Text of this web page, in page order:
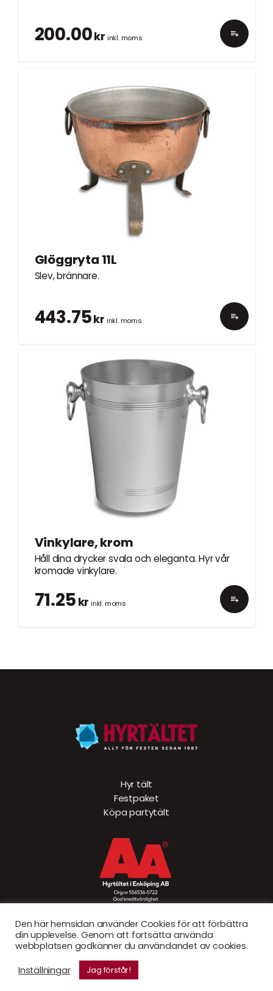
200.00kr inkl. moms
Glöggryta 11L
Slev, brännare.
443.75kr inkl. moms
Vinkylare, krom
Håll dina drycker svala och eleganta. Hyr vår
kromade vinkylare.
71.25 kr inkl. moms
Den här hemsidan använder Cookies för att förbättra
din upplevelse. Genom att fortsätta använda
webbplatsen godkänner du användandet av cookies.
Inställningar
Jag förstår!
Hyr tält
Festpaket
Köpa partytält
© Hyrtältet 2026. Created bySad Bear AB